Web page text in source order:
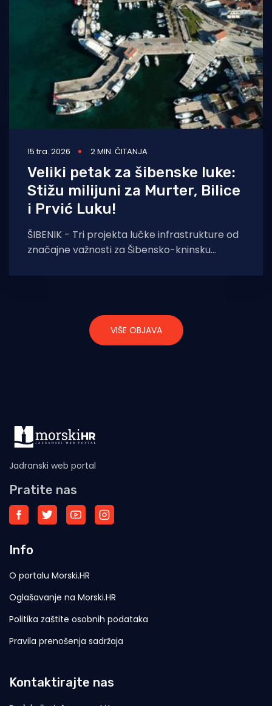
15 tra. 2026 2 MIN. ČITANJA
Veliki petak za šibenske luke:
Stižu milijuni za Murter, Bilice
i Prvić Luku!
ŠIBENIK - Tri projekta lučke infrastrukture od
značajne važnosti za Šibensko-kninsku
rekonstrukciju
VIŠE OBJAVA
Jadranski web portal
Pratite nas
Info
O portalu Morski.HR
Oglašavanje na Morski.HR
Politika zaštite osobnih podataka
Pravila prenošenja sadržaja
Kontaktirajte nas